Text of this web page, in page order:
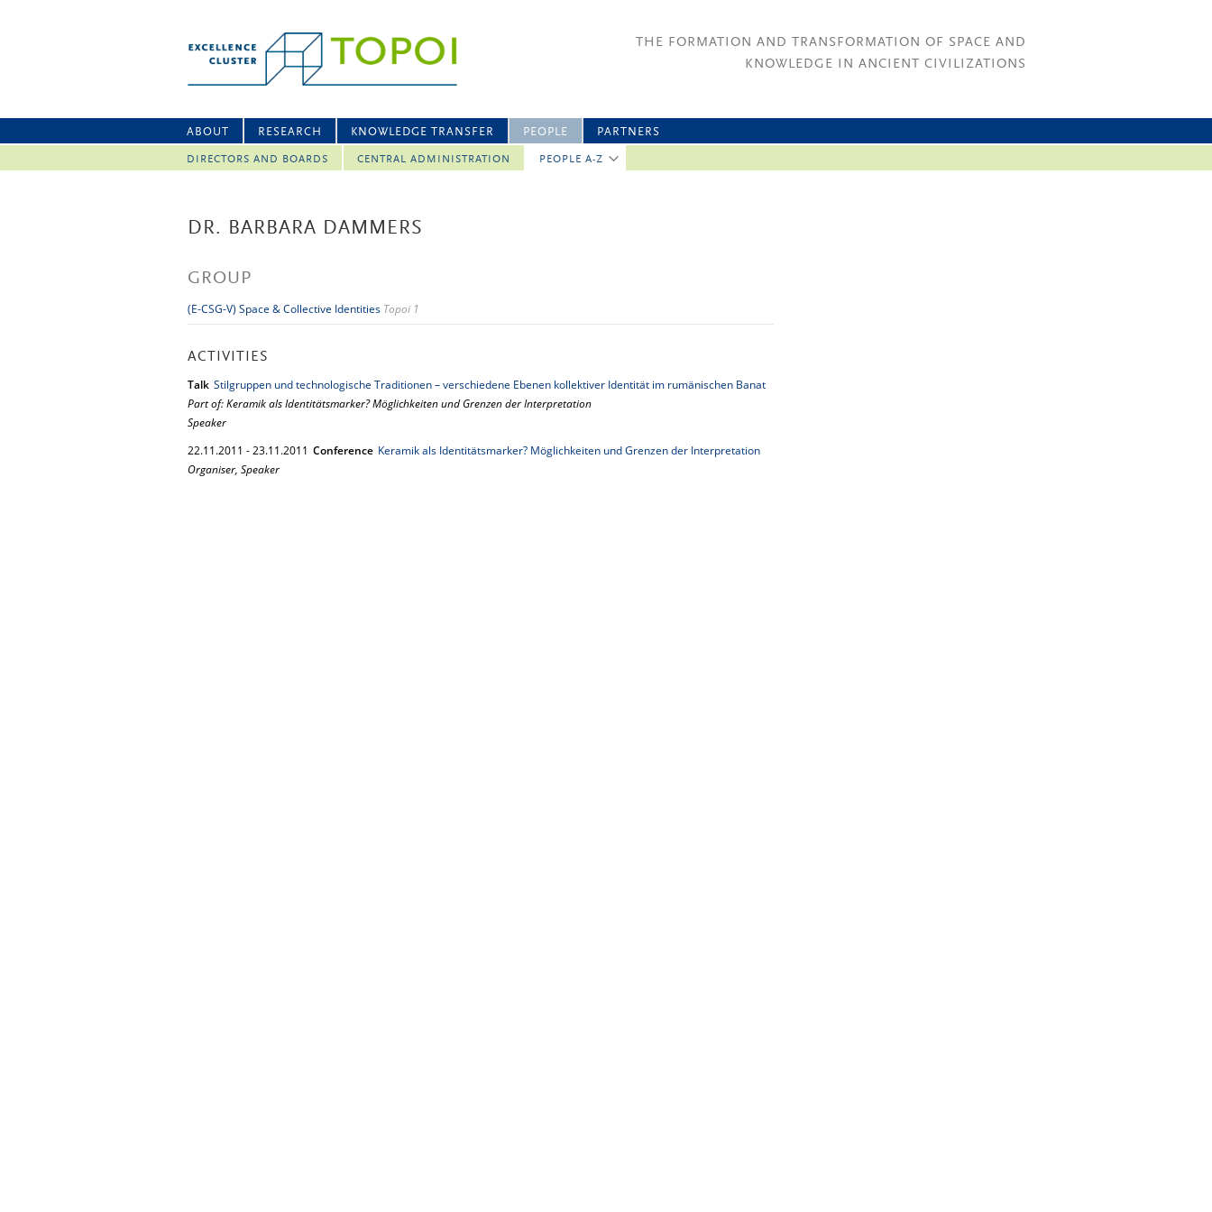
THE FORMATION AND TRANSFORMATION OF SPACE AND
KNOWLEDGE IN ANCIENT CIVILIZATIONS
ABOUT RESEARCH KNOWLEDGE TRANSFER PEOPLE
DIRECTORS AND BOARDS CENTRAL ADMINISTRATION PEOPLE A-Z
PARTNERS
DR. BARBARA DAMMERS
GROUP
(E-CSG-V) Space & Collective Identities Topoi 1
ACTIVITIES
Talk Stilgruppen und technologische Traditionen – verschiedene Ebenen kollektiver Identität im rumänischen Banat
Part of: Keramik als Identitätsmarker? Möglichkeiten und Grenzen der Interpretation
Speaker
22.11.2011 -23.11.2011 Conference Keramik als Identitätsmarker? Möglichkeiten und Grenzen der Interpretation
Organiser, Speaker